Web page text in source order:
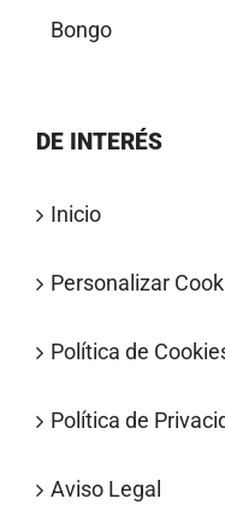
Bongo
DE INTERÉS
Inicio
Personalizar
Política de
Política de
Aviso Legal